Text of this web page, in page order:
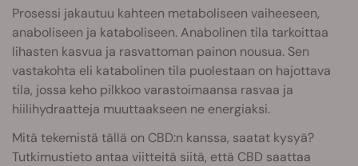
Prosessi jakautuu kahteen metaboliseen vaiheeseen,
anaboliseen ja kataboliseen. Anabolinen tila tarkoittaa
lihasten kasvua ja rasvattoman painon nousua. Sen
vastakohta eli katabolinen tila puolestaan on hajottava
tila, jossa keho pilkkoo varastoimaansa rasvaa ja
hiilihydraatteja muuttaakseen ne energiaksi.
Mitä tekemistä tällä on CBD:n kanssa, saatat kysyä?
Tutkimustieto antaa viitteitä siitä, että CBD saattaa